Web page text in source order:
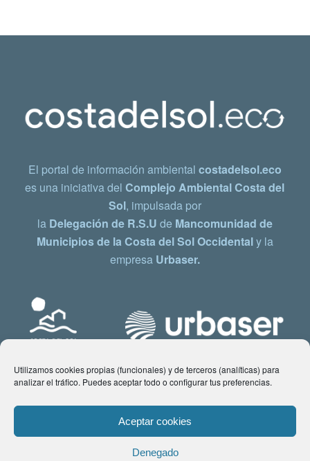
Utilizamos cookies propias (funcionales) y de terceros (analíticas) para
analizar el tráfico. Puedes aceptar todo o configurar tus preferencias.
Aceptar cookies
Denegado
El portal de información ambiental costadelsol.eco
es una iniciativa delComplejo Ambiental Costa del
Sol, impulsada por
la Delegación de R.S.U de Mancomunidad de
Municipios de la Costa del Sol Occidentaly la
empresa Urbaser.